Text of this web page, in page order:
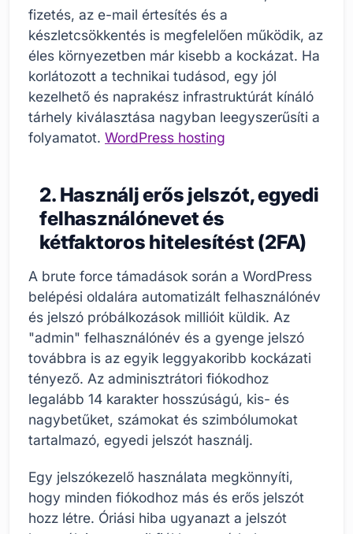
fizetés, az e-mail értesítés és a
készletcsökkentés is megfelelően működik, az
éles környezetben már kisebb a kockázat. Ha
korlátozott a technikai tudásod, egy jól
kezelhető és naprakész infrastruktúrát kínáló
tárhely kiválasztása nagyban leegyszerűsíti a
folyamatot. WordPress hosting
2. Használj erős jelszót, egyedi
felhasználónevet és
kétfaktoros hitelesítést (2FA)
A brute force támadások során a WordPress
belépési oldalára automatizált felhasználónév
és jelszó próbálkozások millióit küldik. Az
"admin" felhasználónév és a gyenge jelszó
továbbra is az egyik leggyakoribb kockázati
tényező. Az adminisztrátori fiókodhoz
legalább 14 karakter hosszúságú, kis- és
nagybetűket, számokat és szimbólumokat
tartalmazó, egyedi jelszót használj.
Egy jelszókezelő használata megkönnyíti,
hogy minden fiókodhoz más és erős jelszót
hozz létre. Óriási hiba ugyanazt a jelszót